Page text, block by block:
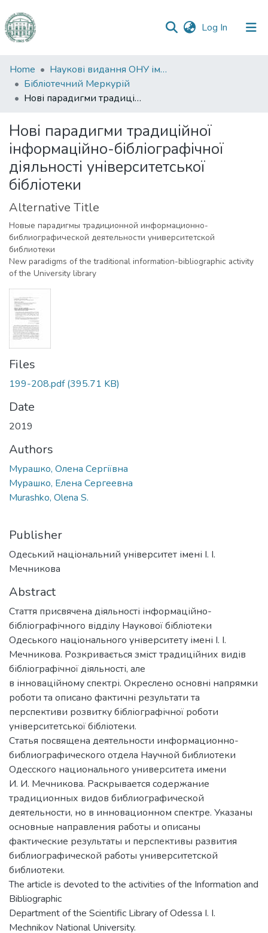
Log In (current)
Communities
&
Collections
Statistics
Home
Наукові видання ОНУ імені І. І. Мечникова
Бібліотечний Меркурій
Нові парадигми традиційної інформаційно-бібліографічної діяльності університетської бібліотеки
Нові парадигми традиційної
інформаційно-бібліографічної
діяльності університетської
бібліотеки
Alternative Title
Новые парадигмы традиционной информационно-
библиографической деятельности университетской
библиотеки
New paradigms of the traditional information-bibliographic activity
of the University library
Files
199-208.pdf(395.71 KB)
Date
2019
Authors
Мурашко, Олена Сергіївна
Мурашко, Елена Сергеевна
Murashko, Olena S.
Publisher
Одеський національний університет імені І. І.
Мечникова
Abstract
Стаття присвячена діяльності інформаційно-
бібліографічного відділу Наукової бібліотеки
Одеського національного університету імені І. І.
Мечникова. Розкривається зміст традиційних видів
бібліографічної діяльності, але
в інноваційному спектрі. Окреслено основні напрямки
роботи та описано фактичні результати та
перспективи розвитку бібліографічної роботи
університетської бібліотеки.
Статья посвящена деятельности информационно-
библиографического отдела Научной библиотеки
Одесского национального университета имени
И. И. Мечникова. Раскрывается содержание
традиционных видов библиографической
деятельности, но в инновационном спектре. Указаны
основные направления работы и описаны
фактические результаты и перспективы развития
библиографической работы университетской
библиотеки.
The article is devoted to the activities of the Information and
Bibliographic
Department of the Scientific Library of Odessa I. I.
Mechnikov National University.